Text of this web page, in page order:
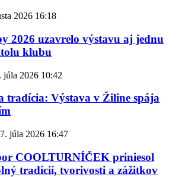
2026 16:18
2026 uzavrelo výstavu aj jednu
klubu
júla 2026 10:42
tradícia: Výstava v Žiline spája
júla 2026 16:47
COOLTURNÍČEK priniesol
tradícií, tvorivosti a zážitkov